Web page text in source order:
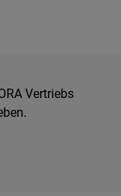
Vertriebs